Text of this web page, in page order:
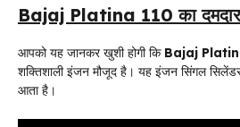
Bajaj Platina 110 का
आपको यह जानकर खुशी होगी कि Bajaj
शक्तिशाली इंजन मौजूद है। यह इंजन सिंगल
आता है।